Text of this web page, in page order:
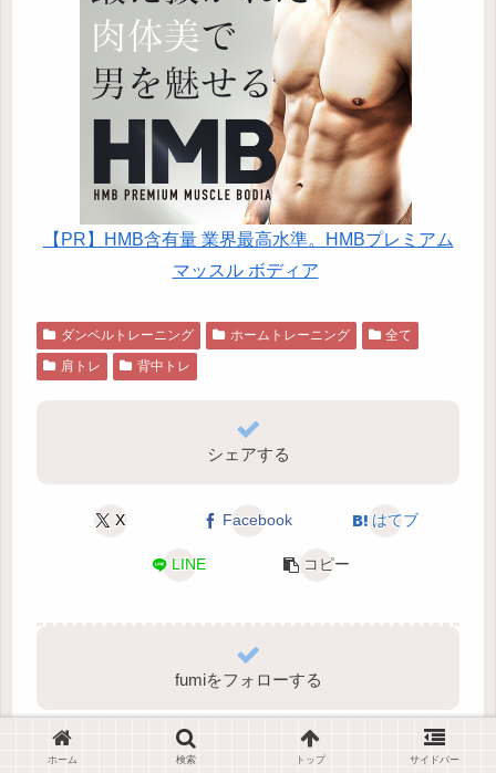
【PR】HMB含有量 業界最高水準。HMBプレミアム
マッスル ボディア
ダンベルトレーニング ホームトレーニング
全て
肩トレ
背中トレ
シェアする
X Facebook はてブ
LINE コピー
fumiをフォローする
ホーム 検索 トップ サイドバー